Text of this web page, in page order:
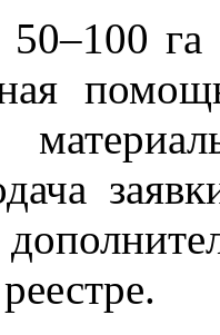
50–100